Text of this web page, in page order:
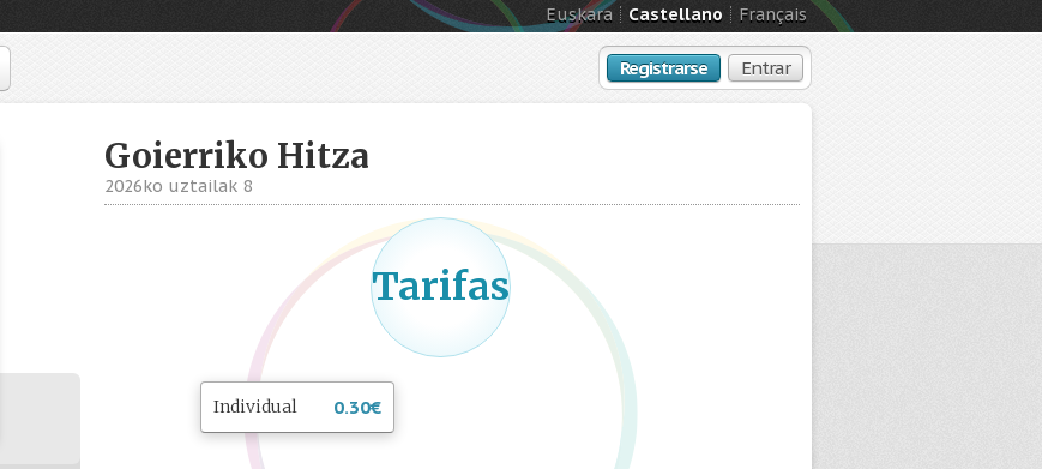
Euskara Castellano Français
Registrarse Entrar
Goierriko Hitza
2026ko uztailak 8
Tarifas
Individual 0.30€